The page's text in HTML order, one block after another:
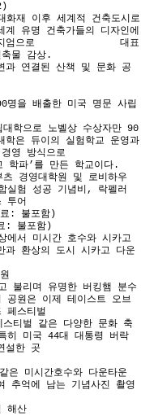
재 이후 세계적 건축도시로
계 유명 건축가들의 디자인에
축뮤지엄으로 대표
축물 감상.
과 연결된 산책 및 문화 공
명을 배출한 미국 명문 사립
학으로 노벨상 수상자만 90
학은 듀이의 실험학교 운영과
영 방식으로
파’를 만든 학교이다.
경영대학원 및 로비하우
실험 성공 기념비, 락펠러
투어
료: 불포함)
: 불포함)
서 미시간 호수와 시카고
과 환상의 도시 시카고 다운
불리며 유명한 버킹햄 분수
공원은 이제 테이스트 오브
페스티벌
티벌 같은 다양한 문화 축
히 미국 44대 대통령 버락
설한 곳
미시간호수와 다운타운
추억에 남는 기념사진 촬영
해산